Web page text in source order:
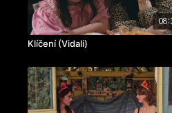
Klíčení (Vidali)